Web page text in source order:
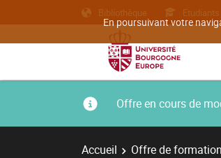
En poursuivant votre
Bibliothèque
Offre en cours de
Accueil Offre de formation